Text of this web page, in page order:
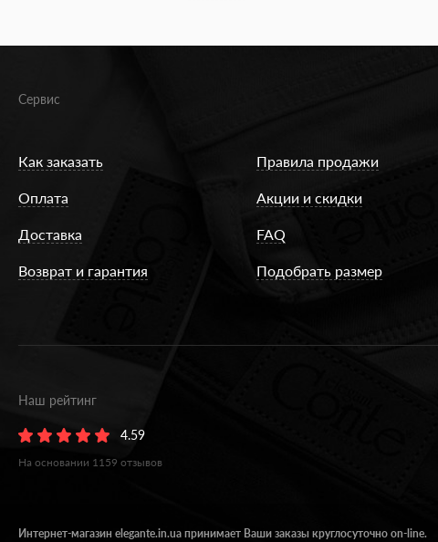
Сервис
Как заказать
Оплата
Доставка
Возврат и гарантия
Правила продажи
Акции и скидки
FAQ
Подобрать размер
Наш рейтинг
4.59
На основании 1159 отзывов
Интернет-магазин elegante.in.ua принимает Ваши заказы круглосуточно on-line.